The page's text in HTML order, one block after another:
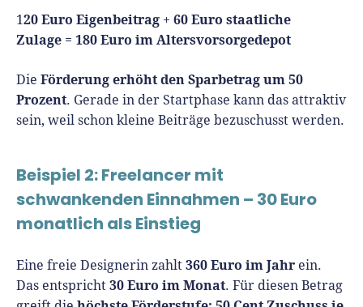
120 Euro Eigenbeitrag + 60 Euro staatliche
Zulage = 180 Euro im Altersvorsorgedepot
Die Förderung erhöht den Sparbetrag um 50
Prozent. Gerade in der Startphase kann das attraktiv
sein, weil schon kleine Beiträge bezuschusst werden.
Beispiel 2: Freelancer mit
schwankenden Einnahmen – 30 Euro
monatlich als Einstieg
Eine freie Designerin zahlt 360 Euro im Jahr ein.
Das entspricht 30 Euro im Monat. Für diesen Betrag